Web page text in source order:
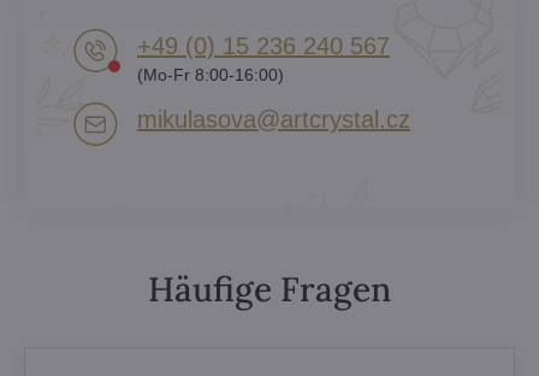
+49 (0) 15 236 240 567
(Mo-Fr 8:00-16:00)
mikulasova​@artcrystal​.cz
Häufige Fragen